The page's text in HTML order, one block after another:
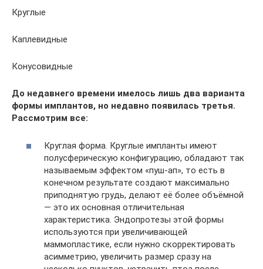
Круглые
Каплевидные
Конусовидные
До недавнего времени имелось лишь два варианта
формы имплантов, но недавно появилась третья.
Рассмотрим все:
Круглая форма. Круглые импланты имеют
полусферическую конфигурацию, обладают так
называемым эффектом «пуш-ап», то есть в
конечном результате создают максимально
приподнятую грудь, делают её более объёмной
— это их основная отличительная
характеристика. Эндопротезы этой формы
используются при увеличивающей
маммопластике, если нужно скорректировать
асимметрию, увеличить размер сразу на